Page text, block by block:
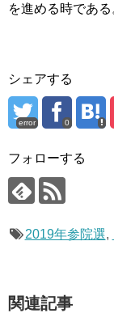
を進める時である
シェアする
error 0
フォローする
2019年参院選,
関連記事